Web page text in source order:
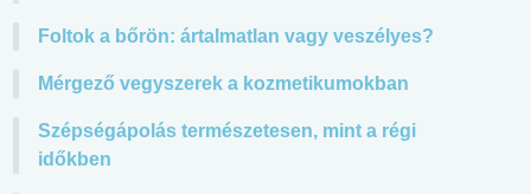
Foltok a bőrön: ártalmatlan vagy veszélyes?
Mérgező vegyszerek a kozmetikumokban
Szépségápolás természetesen, mint a régi
időkben